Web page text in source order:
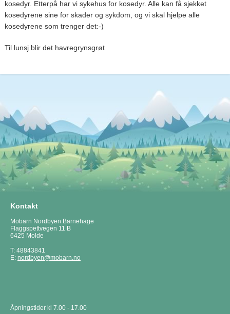
kosedyr. Etterpå har vi sykehus for kosedyr. Alle kan få sjekket
kosedyrene sine for skader og sykdom, og vi skal hjelpe alle
kosedyrene som trenger det:-)
Til lunsj blir det havregrynsgrøt
Kontakt
Mobarn Nordbyen Barnehage
Flaggspettvegen 11 B
6425 Molde
T: 48843841
E: nordbyen@mobarn.no
Åpningstider kl 7.00 - 17.00